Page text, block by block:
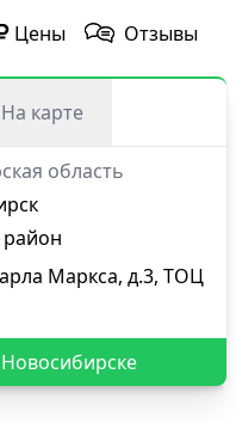
Цены Отзывы
На карте
область
Маркса, д.3, ТОЦ